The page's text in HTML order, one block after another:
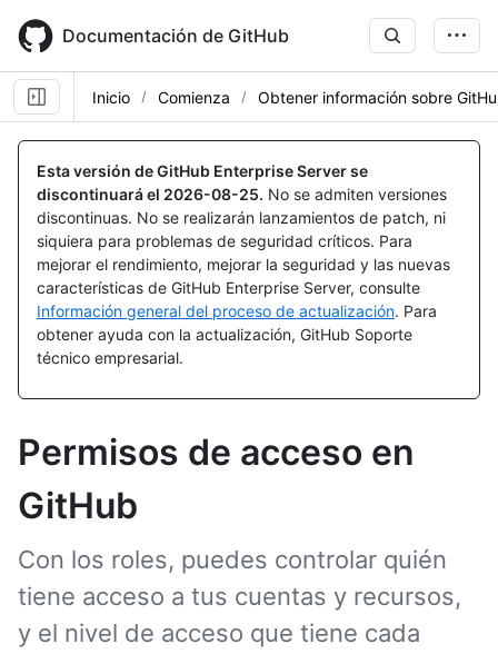
main
content
Documentación de GitHub
Inicio Comienza Obtener información sobre
Esta versión de GitHub Enterprise Server se
discontinuará el 2026-08-25. No se admiten versiones
discontinuas. No se realizarán lanzamientos de patch, ni
siquiera para problemas de seguridad críticos. Para
mejorar el rendimiento, mejorar la seguridad y las nuevas
características de GitHub Enterprise Server, consulte
Información general del proceso de actualización. Para
obtener ayuda con la actualización, GitHub Soporte
técnico empresarial.
Permisos de acceso en
GitHub
Con los roles, puedes controlar quién
tiene acceso a tus cuentas y recursos,
y el nivel de acceso que tiene cada